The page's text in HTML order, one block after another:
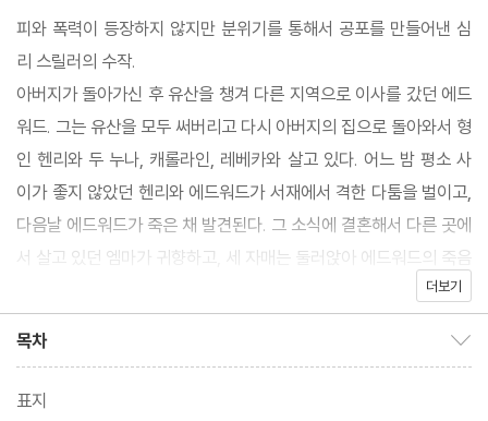
피와 폭력이 등장하지 않지만 분위기를 통해서 공포를 만들어낸 심
리 스릴러의 수작.
아버지가 돌아가신 후 유산을 챙겨 다른 지역으로 이사를 갔던 에드
워드. 그는 유산을 모두 써버리고 다시 아버지의 집으로 돌아와서 형
인 헨리와 두 누나, 캐롤라인, 레베카와 살고 있다. 어느 밤 평소 사
이가 좋지 않았던 헨리와 에드워드가 서재에서 격한 다툼을 벌이고,
다음날 에드워드가 죽은 채 발견된다. 그 소식에 결혼해서 다른 곳에
서 살고 있던 엠마가 귀향하고, 세 자매는 둘러앉아 에드워드의 죽음
더보기
목차
표지